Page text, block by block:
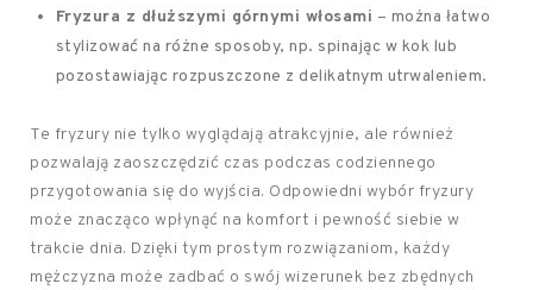
Fryzura z dłuższymi górnymi włosami – można łatwo
stylizować na różne sposoby, np. spinając w kok lub
pozostawiając rozpuszczone z delikatnym utrwaleniem.
Te fryzury nie tylko wyglądają atrakcyjnie, ale również
pozwalają zaoszczędzić czas podczas codziennego
przygotowania się do wyjścia. Odpowiedni wybór fryzury
może znacząco wpłynąć na komfort i pewność siebie w
trakcie dnia. Dzięki tym prostym rozwiązaniom, każdy
mężczyzna może zadbać o swój wizerunek bez zbędnych